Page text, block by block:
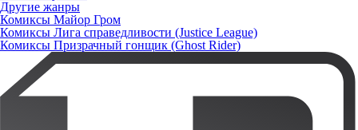
Другие жанры
Комиксы Майор Гром
Комиксы Лига справедливости (Justice League)
Комиксы Призрачный гонщик (Ghost Rider)